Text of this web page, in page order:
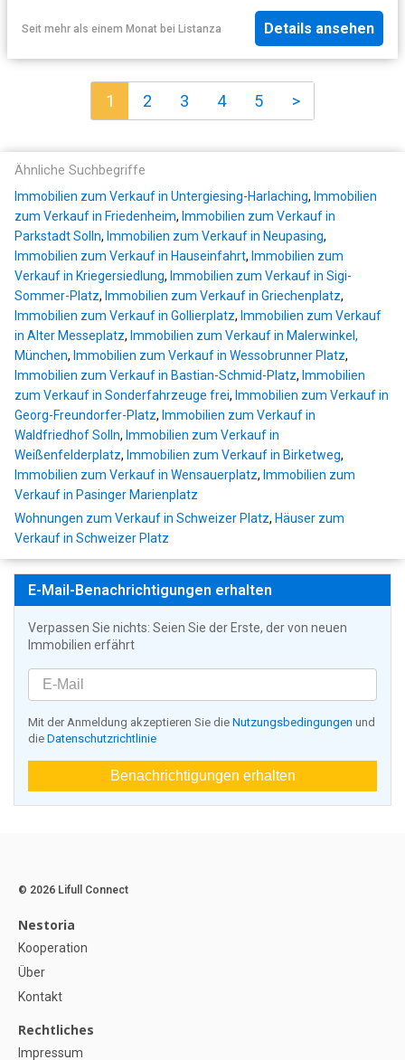
Seit mehr als einem Monat bei Listanza Details ansehen
1 2 3 4 5 >
Ähnliche Suchbegriffe
Immobilien zum Verkauf in Untergiesing-Harlaching, Immobilien
zum Verkauf in Friedenheim, Immobilien zum Verkauf in
Parkstadt Solln, Immobilien zum Verkauf in Neupasing,
Immobilien zum Verkauf in Hauseinfahrt, Immobilien zum
Verkauf in Kriegersiedlung, Immobilien zum Verkauf in Sigi-
Sommer-Platz, Immobilien zum Verkauf in Griechenplatz,
Immobilien zum Verkauf in Gollierplatz, Immobilien zum Verkauf
in Alter Messeplatz, Immobilien zum Verkauf in Malerwinkel,
München, Immobilien zum Verkauf in Wessobrunner Platz,
Immobilien zum Verkauf in Bastian-Schmid-Platz, Immobilien
zum Verkauf in Sonderfahrzeuge frei, Immobilien zum Verkauf in
Georg-Freundorfer-Platz, Immobilien zum Verkauf in
Waldfriedhof Solln, Immobilien zum Verkauf in
Weißenfelderplatz, Immobilien zum Verkauf in Birketweg,
Immobilien zum Verkauf in Wensauerplatz, Immobilien zum
Verkauf in Pasinger Marienplatz
Wohnungen zum Verkauf in Schweizer Platz, Häuser zum
Verkauf in Schweizer Platz
E-Mail-Benachrichtigungen erhalten
Verpassen Sie nichts: Seien Sie der Erste, der von neuen
Immobilien erfährt
Mit der Anmeldung akzeptieren Sie die Nutzungsbedingungen und
die Datenschutzrichtlinie
Benachrichtigungen erhalten
© 2026 Lifull Connect
Nestoria
Kooperation
Über
Kontakt
Rechtliches
Impressum